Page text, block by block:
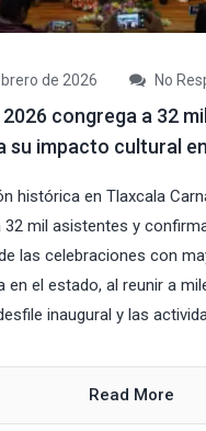
de 2026 No
congrega a 32
su impacto cultural
histórica en Tlaxcala
32 mil asistentes y
las celebraciones con
en el estado, al reunir a
inaugural y las
Read More